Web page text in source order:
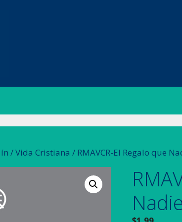
/Vida Cristiana / RMAVCR-El Regalo que